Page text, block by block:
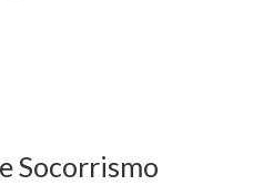
Socorrismo